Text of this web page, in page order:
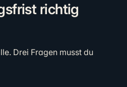
richtig
Drei Fragen musst du